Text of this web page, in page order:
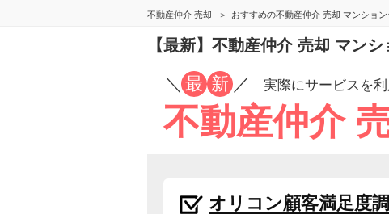
不動産仲介 売却 おすすめの不動産仲介 売却 マンショ
【最新】不動産仲介 売却 マン
／ 最 新 ／ 実際にサービスを
不動産仲介
オリコン顧客満足度